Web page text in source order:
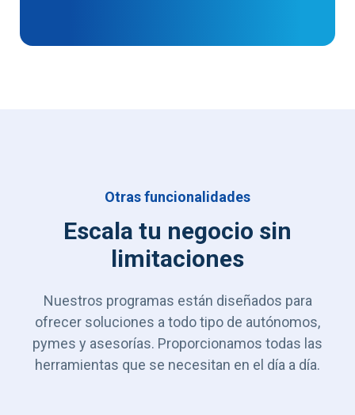
Otras funcionalidades
Escala tu negocio sin
limitaciones
Nuestros programas están diseñados para
ofrecer soluciones a todo tipo de autónomos,
pymes y asesorías. Proporcionamos todas las
herramientas que se necesitan en el día a día.